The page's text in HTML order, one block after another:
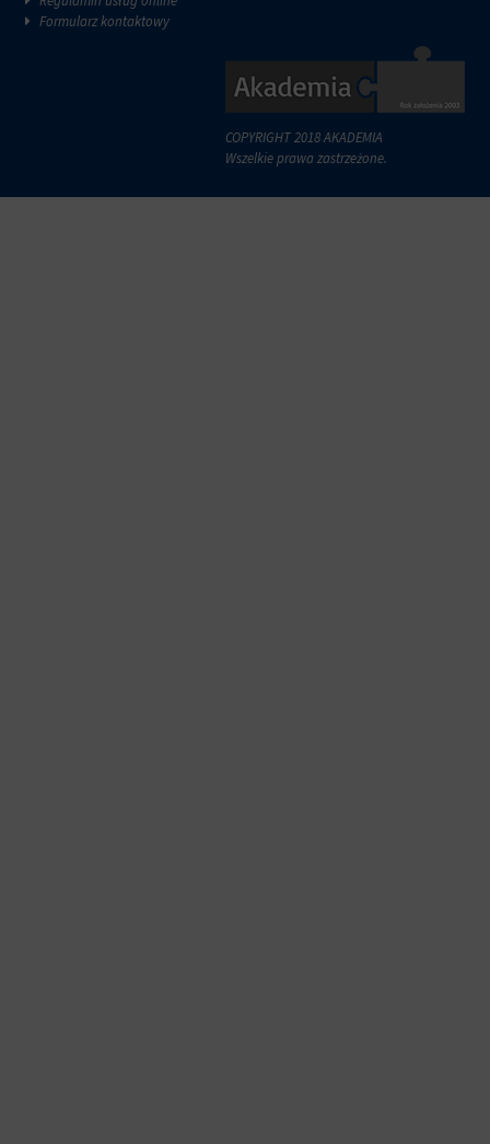
Formularz kontaktowy
COPYRIGHT 2018 AKADEMIA
Wszelkie prawa zastrzeżone.